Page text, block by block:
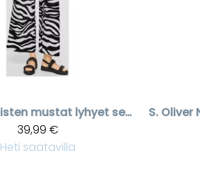
Naisten mustat lyhyet seeprakuvioiset housut
39,99 €
Heti saatavilla
S. Oliver